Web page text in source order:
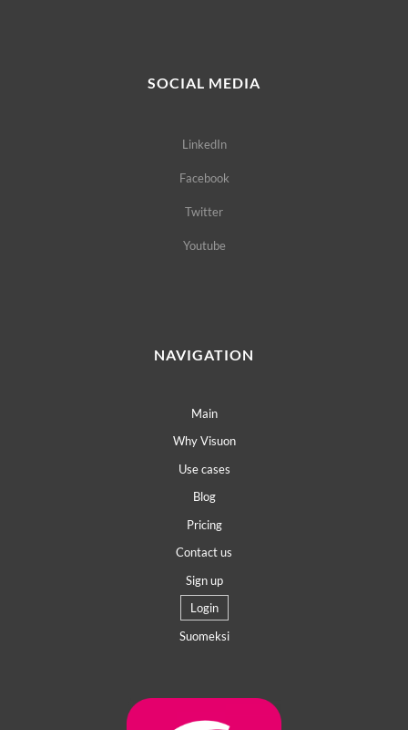
SOCIAL MEDIA
LinkedIn
Facebook
Twitter
Youtube
NAVIGATION
Main
Why Visuon
Use cases
Blog
Pricing
Contact us
Sign up
Login
Suomeksi